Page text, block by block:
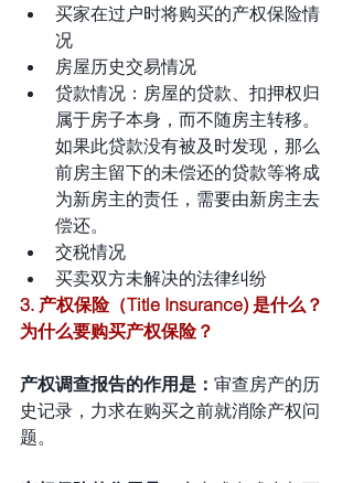
买家在过户时将购买的产权保险情
况
房屋历史交易情况
贷款情况：房屋的贷款、扣押权归
属于房子本身，而不随房主转移。
如果此贷款没有被及时发现，那么
前房主留下的未偿还的贷款等将成
为新房主的责任，需要由新房主去
偿还。
交税情况
买卖双方未解决的法律纠纷
3. 产权保险（Title Insurance) 是什么？
为什么要购买产权保险？
产权调查报告的作用是： 审查房产的历
史记录，力求在购买之前就消除产权问
题。